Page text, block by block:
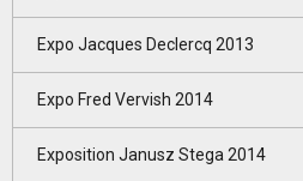
Expo Jacques Declercq 2013
Expo Fred Vervish 2014
Exposition Janusz Stega 2014